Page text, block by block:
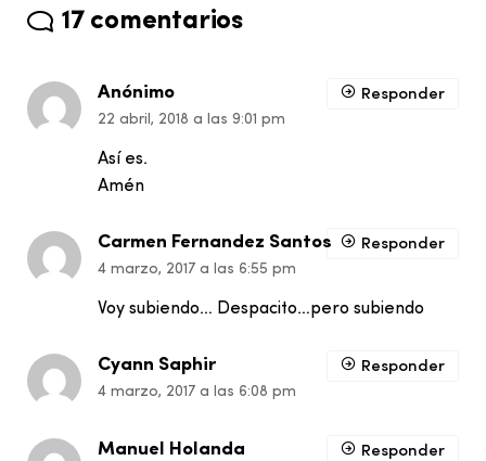
17 comentarios
Anónimo
22 abril, 2018 a las 9:01 pm
Así es.
Amén
Responder
Carmen Fernandez Santos
4 marzo, 2017 a las 6:55 pm
Voy subiendo… Despacito…pero subiendo
Responder
Cyann Saphir
4 marzo, 2017 a las 6:08 pm
Responder
Manuel Holanda Responder